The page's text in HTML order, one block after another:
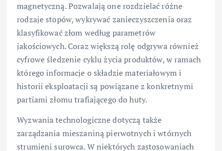
magnetyczną. Pozwalają one rozdzielać różne
rodzaje stopów, wykrywać zanieczyszczenia oraz
klasyfikować złom według parametrów
jakościowych. Coraz większą rolę odgrywa również
cyfrowe śledzenie cyklu życia produktów, w ramach
którego informacje o składzie materiałowym i
historii eksploatacji są powiązane z konkretnymi
partiami złomu trafiającego do huty.
Wyzwania technologiczne dotyczą także
zarządzania mieszaniną pierwotnych i wtórnych
strumieni surowca. W niektórych zastosowaniach